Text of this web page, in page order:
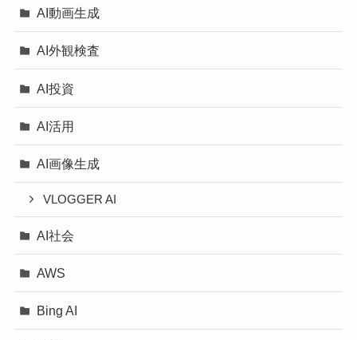
AI動画生成
AI外観検査
AI投資
AI活用
AI画像生成
VLOGGER AI
AI社会
AWS
Bing AI